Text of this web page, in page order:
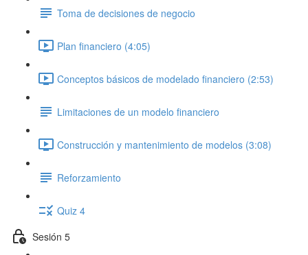
Toma de decisiones de negocio
Plan financiero (4:05)
Conceptos básicos de modelado financiero (2:53)
Limitaciones de un modelo financiero
Construcción y mantenimiento de modelos (3:08)
Reforzamiento
Quiz 4
Sesión 5